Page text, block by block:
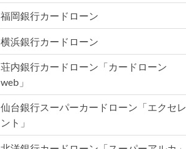
福岡銀行カードローン
横浜銀行カードローン
荘内銀行カードローン「カードローン
web」
仙台銀行スーパーカードローン「エクセレ
ント」